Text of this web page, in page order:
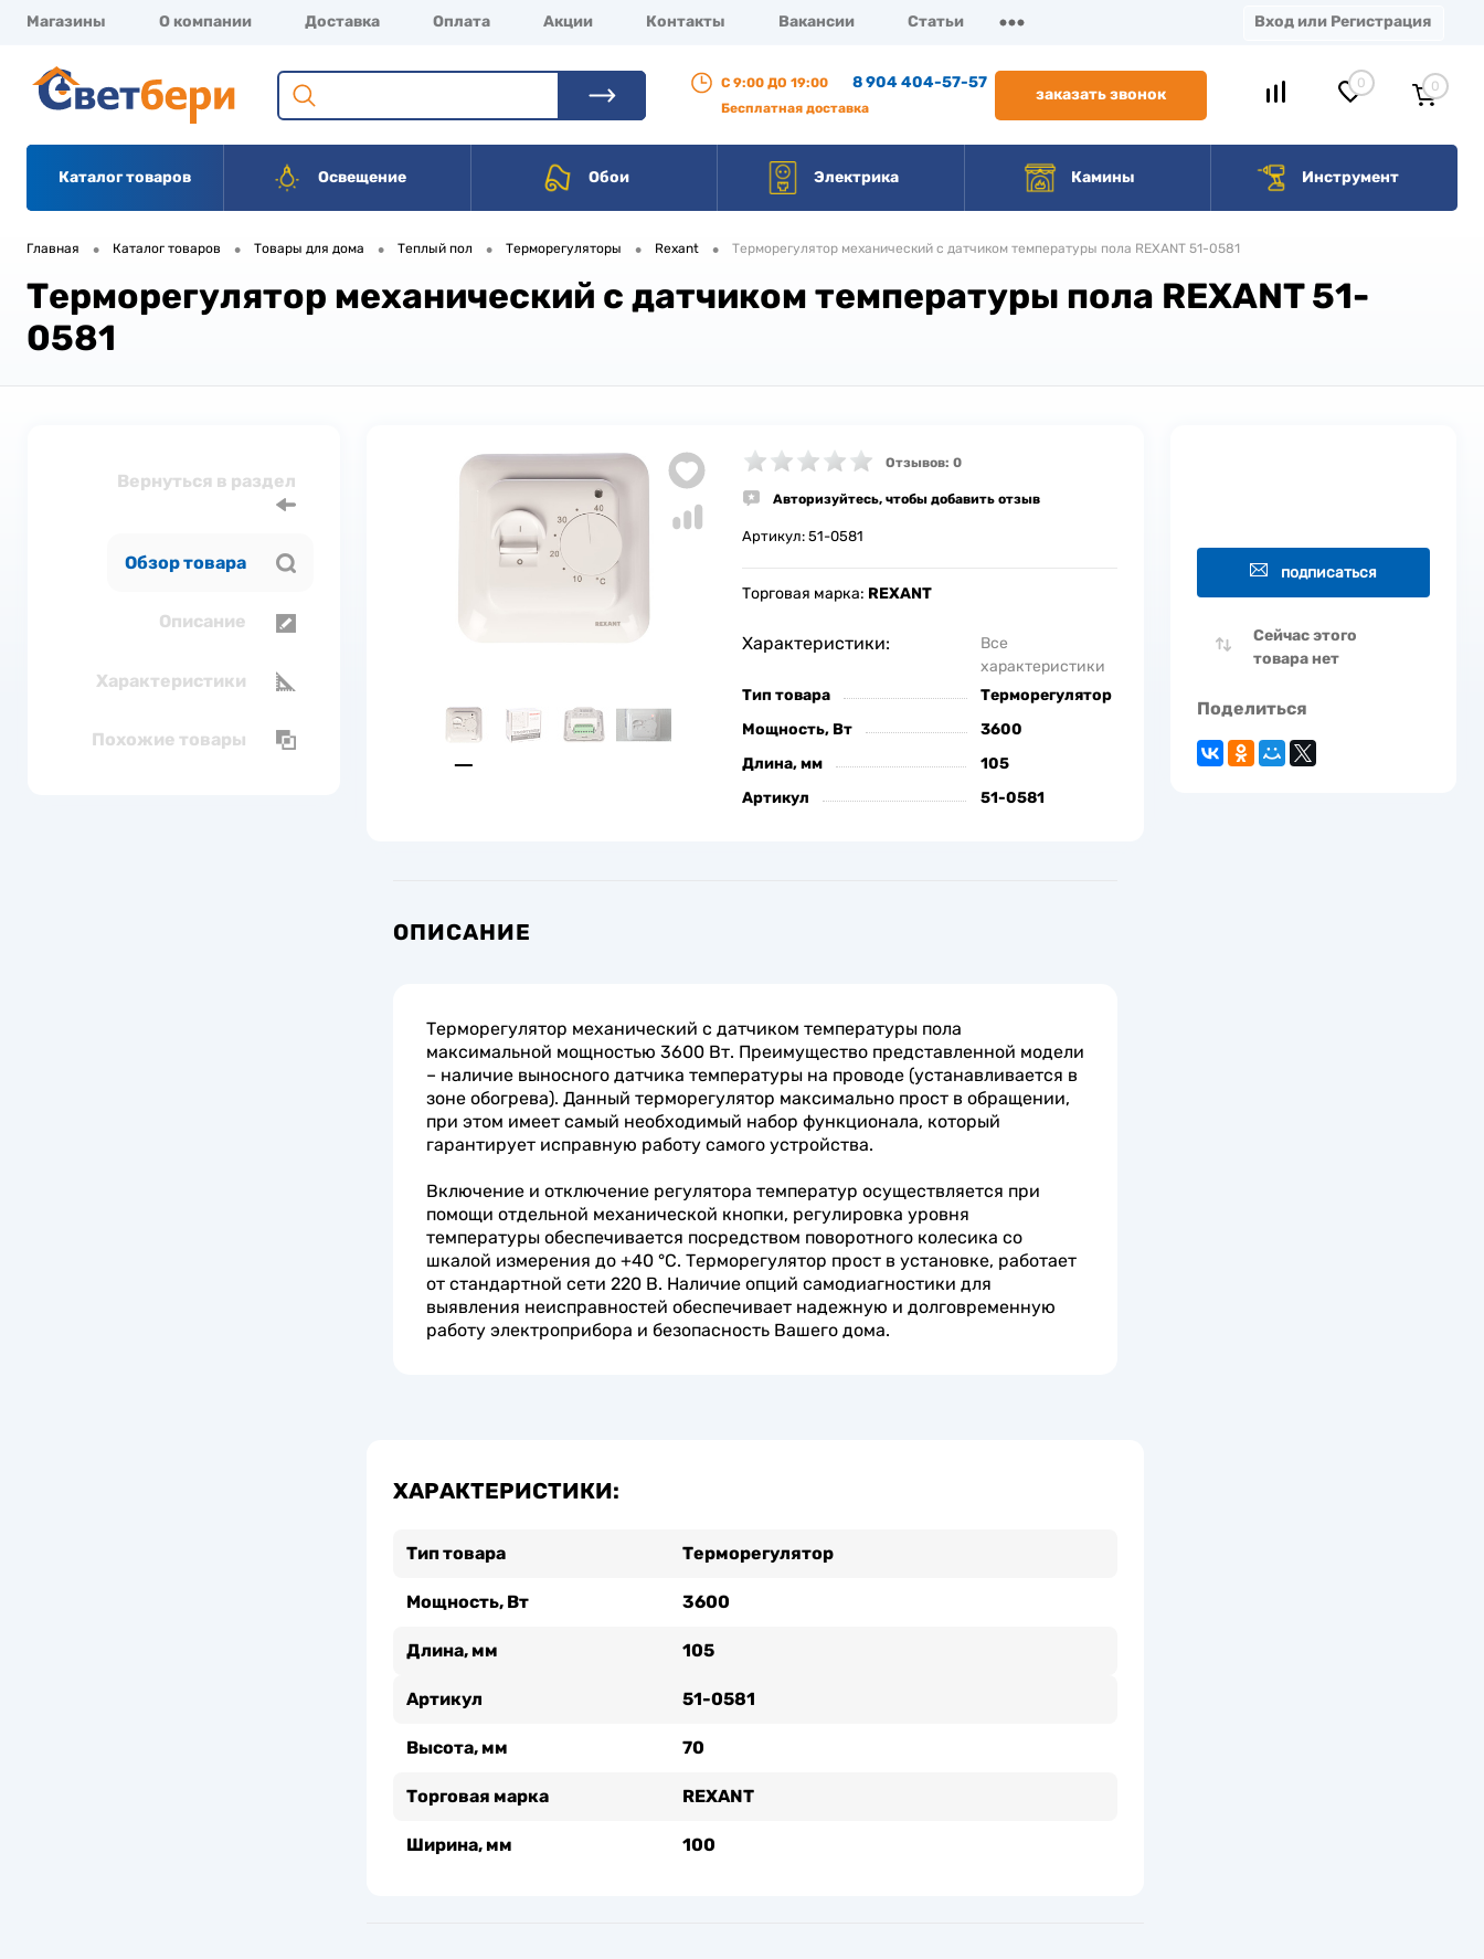
Магазины О компании Доставка Оплата Акции Контакты Вакансии Статьи Вход или Регистрация
С 9:00 ДО 19:00 8 904 404-57-57
Бесплатная доставка
заказать звонок
0 0
Каталог товаров Освещение Обои Электрика Камины Инструмент
Главная • Каталог товаров • Товары для дома • Теплый пол • Терморегуляторы • Rexant • Терморегулятор механический с датчиком температуры пола REXANT 51-0581
Терморегулятор механический с датчиком температуры пола REXANT 51-
0581
Вернуться в раздел
Обзор товара
Описание
Характеристики
Похожие товары
Отзывов: 0
Авторизуйтесь, чтобы добавить отзыв
Артикул: 51-0581
Торговая марка: REXANT
Характеристики:
Все
характеристики
Тип товара
Терморегулятор
Мощность, Вт
3600
Длина, мм
105
Артикул
51-0581
ОПИСАНИЕ
Терморегулятор механический с датчиком температуры пола
максимальной мощностью 3600 Вт. Преимущество представленной модели
– наличие выносного датчика температуры на проводе (устанавливается в
зоне обогрева). Данный терморегулятор максимально прост в обращении,
при этом имеет самый необходимый набор функционала, который
гарантирует исправную работу самого устройства.
Включение и отключение регулятора температур осуществляется при
помощи отдельной механической кнопки, регулировка уровня
температуры обеспечивается посредством поворотного колесика со
шкалой измерения до +40 °C. Терморегулятор прост в установке, работает
от стандартной сети 220 В. Наличие опций самодиагностики для
выявления неисправностей обеспечивает надежную и долговременную
работу электроприбора и безопасность Вашего дома.
ХАРАКТЕРИСТИКИ:
Тип товара Терморегулятор
Мощность, Вт 3600
Длина, мм 105
Артикул 51-0581
Высота, мм 70
Торговая марка REXANT
Ширина, мм 100
подписаться
Сейчас этого
товара нет
Поделиться